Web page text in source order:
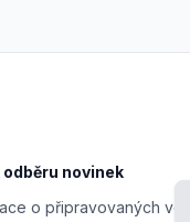
novinek
o připravovaných